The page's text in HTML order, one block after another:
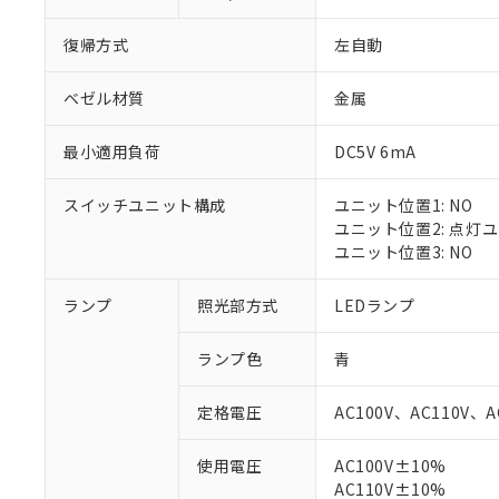
復帰方式 左自動
ベゼル材質 金属
最小適用負荷 DC5V 6mA
スイッチユニット構成
ユニット位置1: NO
ユニット位置2: 点灯
ユニット位置3: NO
ランプ 照光部方式 LEDランプ
ランプ色 青
定格電圧 AC100V、AC110V、
使用電圧
AC100V±10%
AC110V±10%
ご利用条件
※1 対応状況
対応予定なし：
調査・確認中：
非該当品：ライセ
仕入先様の事情に
※1 中国